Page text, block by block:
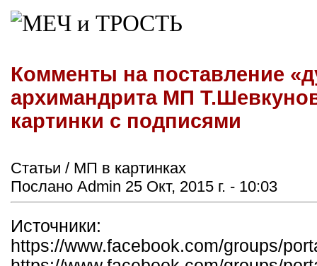
Комменты на поставление
архимандрита МП
картинки с подписями
Статьи / МП в картинках
Послано Admin 25 Окт, 2015 г. - 10:03
Источники:
https://www.facebook.com/groups/